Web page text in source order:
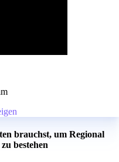
brauchst, um Regional
bestehen